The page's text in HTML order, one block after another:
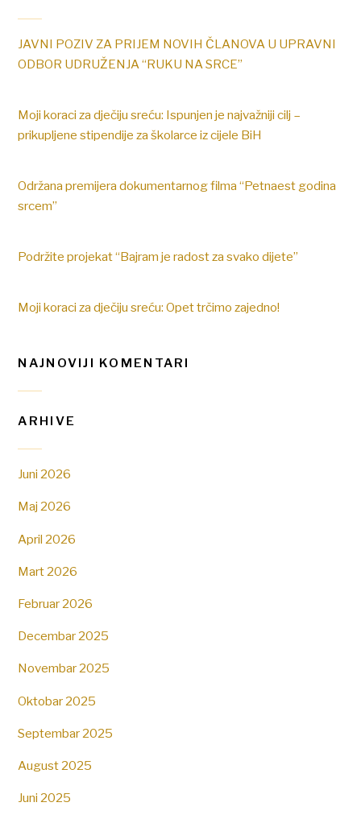
JAVNI POZIV ZA PRIJEM NOVIH ČLANOVA U UPRAVNI
ODBOR UDRUŽENJA “RUKU NA SRCE”
Moji koraci za dječiju sreću: Ispunjen je najvažniji cilj –
prikupljene stipendije za školarce iz cijele BiH
Održana premijera dokumentarnog filma “Petnaest godina
srcem”
Podržite projekat “Bajram je radost za svako dijete”
Moji koraci za dječiju sreću: Opet trčimo zajedno!
NAJNOVIJI KOMENTARI
ARHIVE
Juni 2026
Maj 2026
April 2026
Mart 2026
Februar 2026
Decembar 2025
Novembar 2025
Oktobar 2025
Septembar 2025
August 2025
Juni 2025